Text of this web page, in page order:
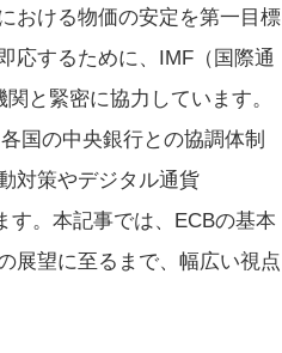
おける物価の安定を第一目標
応するために、IMF（国際通
と緊密に協力しています。
国の中央銀行との協調体制
対策やデジタル通貨
す。本記事では、ECBの基本
展望に至るまで、幅広い視点